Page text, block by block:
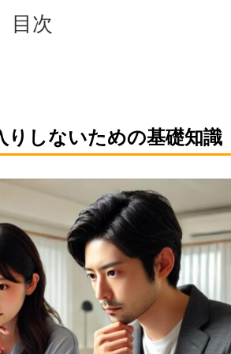
目次
りしないための基礎知識